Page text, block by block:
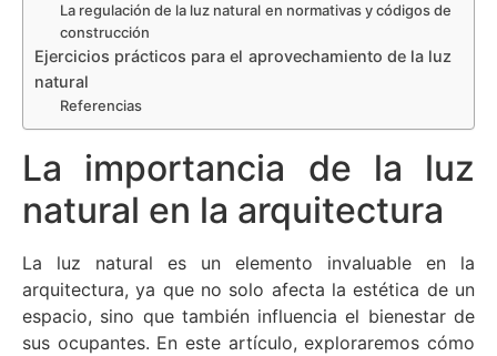
La regulación de la luz natural en normativas y códigos de
construcción
Ejercicios prácticos para el aprovechamiento de la luz
natural
Referencias
La importancia de la luz
natural en la arquitectura
La luz natural es un elemento invaluable en la
arquitectura, ya que no solo afecta la estética de un
espacio, sino que también influencia el bienestar de
sus ocupantes. En este artículo, exploraremos cómo